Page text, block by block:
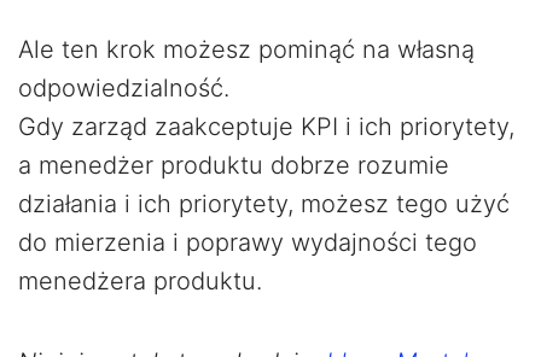
Ale ten krok możesz pominąć na własną
odpowiedzialność.
Gdy zarząd zaakceptuje KPI i ich priorytety,
a menedżer produktu dobrze rozumie
działania i ich priorytety, możesz tego użyć
do mierzenia i poprawy wydajności tego
menedżera produktu.